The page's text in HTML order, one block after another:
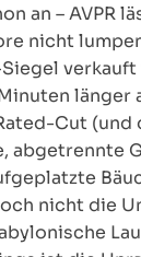
an – AVPR
nicht
länger
Cut (und
abgetrennte
nicht die